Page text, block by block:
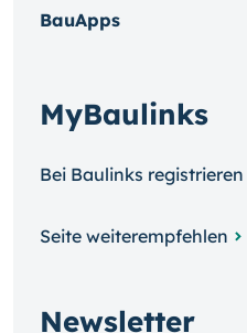
BauApps
MyBaulinks
Bei Baulinks registrieren
Seite weiterempfehlen
Newsletter